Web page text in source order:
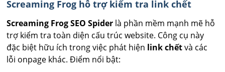
Screaming Frog hỗ trợ kiểm tra link chết
Screaming Frog SEO Spider là phần mềm mạnh mẽ hỗ
trợ kiểm tra toàn diện cấu trúc website. Công cụ này
đặc biệt hữu ích trong việc phát hiện link chếtvà các
lỗi onpage khác. Điểm nổi bật: